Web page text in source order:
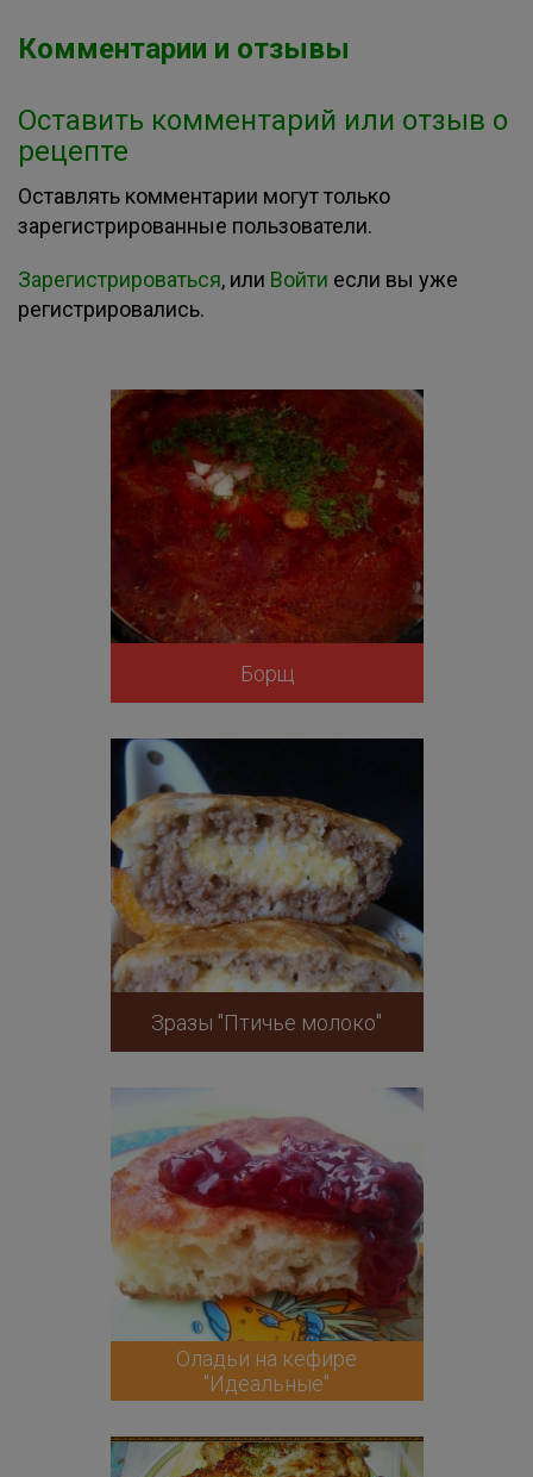
Комментарии и отзывы
Оставить комментарий или отзыв о
рецепте
Оставлять комментарии могут только
зарегистрированные пользователи.
Зарегистрироваться, или Войти если вы уже
регистрировались.
Борщ
Зразы "Птичье молоко"
Оладьи на кефире
"Идеальные"